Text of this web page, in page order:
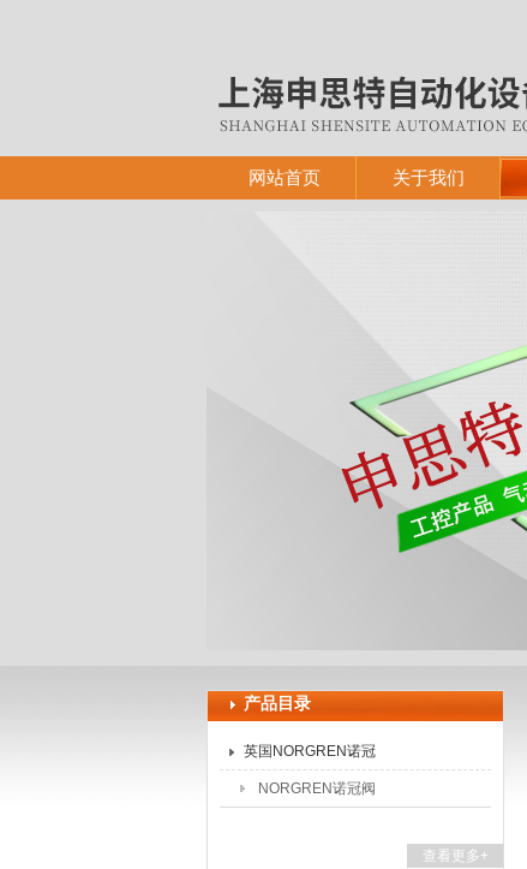
网站首页 关于我们
产品目录
英国NORGREN诺冠
NORGREN诺冠阀
查看更多+